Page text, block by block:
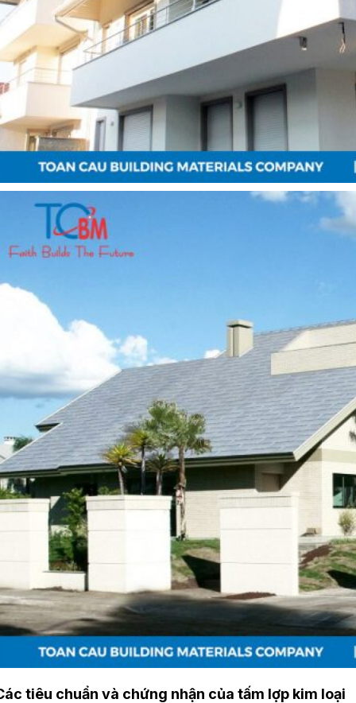
tiêu chuẩn và chứng nhận của tấm lợp kim loại